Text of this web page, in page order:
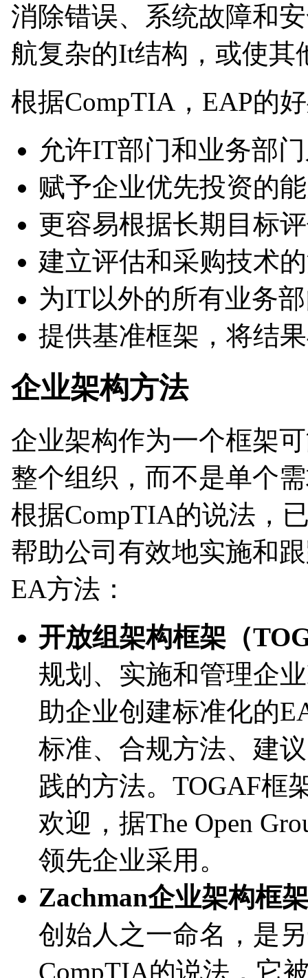
消除错误、系统故障和
航复杂的It结构，或使
根据CompTIA，EAP的
允许IT部门和业务部
赋予企业优先投资的
更容易根据长期目标
建立评估和采购技术
为IT以外的所有业务
提供基准框架，将结
企业架构方法
企业架构作为一个框架
整个组织，而不是单个
根据CompTIA的说法，
帮助公司有效地实施和
EA方法：
开放组架构框架（
规划、实施和管理企
助企业创建标准化的
标准、合规方法、建
践的方法。TOGAF框
欢迎，据The Open
领先企业采用。
Zachman企业架构框架
创始人之一命名，是
CompTIA的说法，它